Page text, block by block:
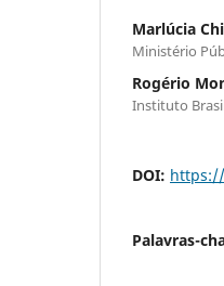
Marlúcia
Ministério
Rogério
Instituto
DOI:
Palavras-